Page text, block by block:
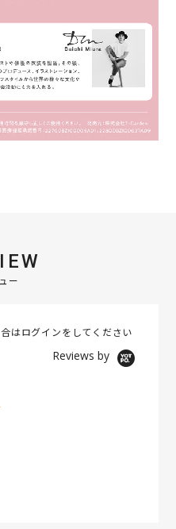
ー
はログイン をしてください
Reviews by